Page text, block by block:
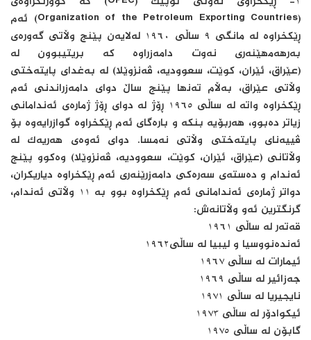
(Organization of the Petroleum Exporting Countries) ئەم
ڕێکخراوە لە مانگی ٩ ساڵی ١٩٦٠ لەلایەن پێنج وڵاتی گەورەی
بەرھەمھێنەری نەوت دامەزراوە کە بریتیبوون لە
(عێراق، ئێران، کوێت، سعوودیە، ڤەنزوێلا) لە بەغدای پایتەختی
وڵاتی عێراق، بەڵام تەنھا پێنج ساڵ دوای دامەزراندنی ئەم
ڕێکخراوە واتە لە ساڵی ١٩٦٥ ڕۆژ لە دوای ڕۆژ ژمارەی ئەندامانی
زیاتر دەبوو، ھەربۆیە بنکە و بارەگای ئەم ڕێکخراوە گوازرایەوە بۆ
ڤییەنای پایتەختی وڵاتی نەمسا. دوای ئەوەی ھەریەک لە
وڵاتانی (عێراق، ئێران، کوێت، سعوودیە، ڤەنزوێلا) وەکوو پێنج
ئەندام و دەستەی سەرەکی دامەزرێنەری ئەم ڕێکخراوە دیاریکران،
دواتر ژمارەی ئەندامانی ئەم ڕێکخراوە بوو بە ١١ وڵاتی ئەندام،
گرنگترین ئەو وڵاتانەش:
قەتەر لە ساڵی ١٩٦١
ئەندەنووسیا و لیبیا لە ساڵی١٩٦٢
ئیمارات لە ساڵی ١٩٦٧
جەزائیر لە ساڵی ١٩٦٩
نایجیریا لە ساڵی ١٩٧١
ئیکوادۆر لە ساڵی ١٩٧٣
گابۆن لە ساڵی ١٩٧٥